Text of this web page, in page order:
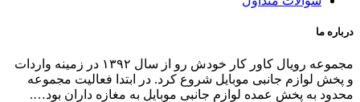
کاور کار خودش رو از سال ۱۳۹۲ در زمینه واردات
مجموعه
بود….